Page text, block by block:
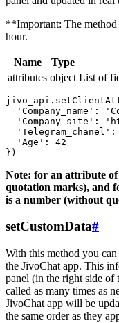
**Important: The method
hour.
Name Type
attributes object List of
'Company_name':
'Company_site':
  'Age': 42
Note: for an attribute
quotation marks), and
is a number (without
setCustomData#
With this method you
the JivoChat app. This
panel (in the right side of
called as many times as
JivoChat app will be
the same order as they